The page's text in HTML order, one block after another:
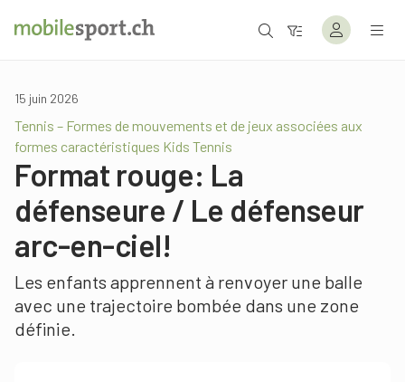
15 juin 2026
Tennis – Formes de mouvements et de jeux associées aux
formes caractéristiques Kids Tennis
Format rouge: La
défenseure / Le défenseur
arc-en-ciel!
Les enfants apprennent à renvoyer une balle
avec une trajectoire bombée dans une zone
définie.